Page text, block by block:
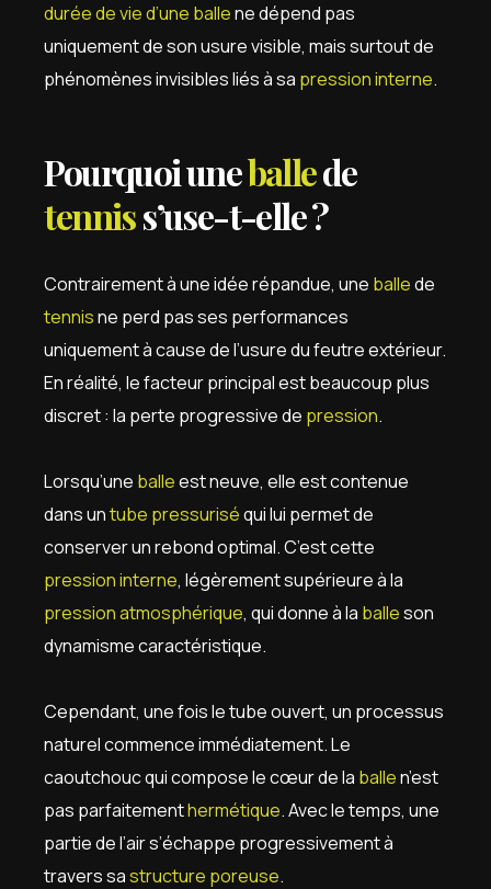
durée de vie d’une ballene dépend pas
uniquement de son usure visible, mais surtout de
phénomènes invisibles liés à sa pression interne.
Pourquoi uneballede
tenniss’use-t-elle ?
Contrairement à une idée répandue, une ballede
tennisne perd pas ses performances
uniquement à cause de l’usure du feutre extérieur.
En réalité, le facteur principal est beaucoup plus
discret : la perte progressive de pression.
Lorsqu’une balleest neuve, elle est contenue
dans untube pressuriséqui lui permet de
conserver un rebond optimal. C’est cette
pression interne, légèrement supérieure à la
pression atmosphérique, qui donne à la balleson
dynamisme caractéristique.
Cependant, une fois le tube ouvert, un processus
naturel commence immédiatement. Le
caoutchouc qui compose le cœur de la ballen’est
pas parfaitementhermétique. Avec le temps, une
partie de l’air s’échappe progressivement à
travers sastructure poreuse.